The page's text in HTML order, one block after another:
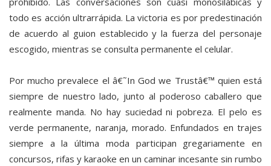
todo es acción ultrarrápida. La victoria es por predestinación
de acuerdo al guion establecido y la fuerza del personaje
escogido, mientras se consulta permanente el celular.
Por mucho prevalece el â€˜In God we Trustâ€™ quien está
siempre de nuestro lado, junto al poderoso caballero que
realmente manda. No hay suciedad ni pobreza. El pelo es
verde permanente, naranja, morado. Enfundados en trajes
siempre a la última moda participan gregariamente en
concursos, rifas y karaoke en un caminar incesante sin rumbo